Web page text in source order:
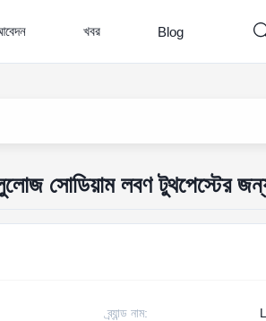
খবর Blog
সোডিয়াম লবণ টুথপেস্টের
ব্র্যান্ড নাম: